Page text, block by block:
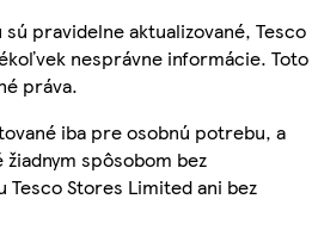
pravidelne aktualizované, Tesco
nesprávne informácie. Toto
práva.
iba pre osobnú potrebu, a
spôsobom bez
Tesco Stores Limited ani bez